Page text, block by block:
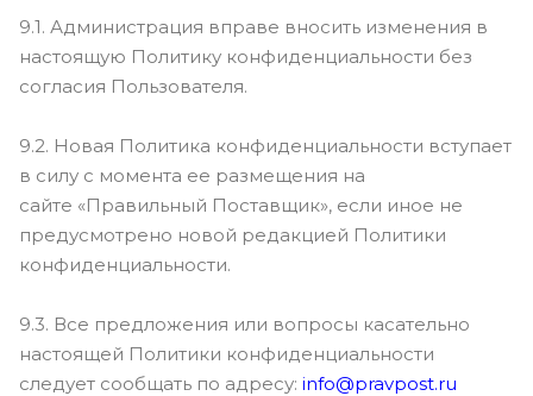
9.1. Администрация вправе вносить изменения в
настоящую Политику конфиденциальности без
согласия Пользователя.
9.2. Новая Политика конфиденциальности вступает
в силу с момента ее размещения на
сайте «Правильный Поставщик», если иное не
предусмотрено новой редакцией Политики
конфиденциальности.
9.3. Все предложения или вопросы касательно
настоящей Политики конфиденциальности
следует сообщать по адресу: info@pravpost.ru